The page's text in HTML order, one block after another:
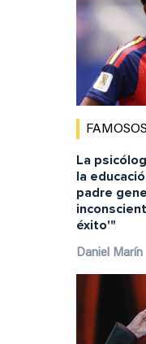
FAMOSOS
La
la
padre
éxito'"
Daniel Marín